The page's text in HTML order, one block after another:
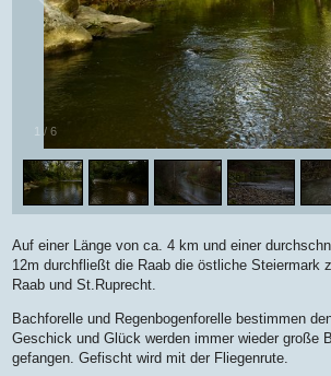
1 / 6
Auf einer Länge von ca. 4 km und einer
12m durchfließt die Raab die östliche Steiermark
Raab und St.Ruprecht.
Bachforelle und Regenbogenforelle bestimmen
Geschick und Glück werden immer wieder große
gefangen. Gefischt wird mit der Fliegenrute.